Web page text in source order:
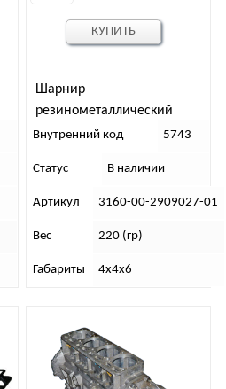
Шарнир
резинометаллический
малый (сайлентблок)
Внутренний код 5743
Статус В наличии
Артикул 3160-00-2909027-01
Вес 220 (гр)
Габариты 4х4х6
КУПИТЬ